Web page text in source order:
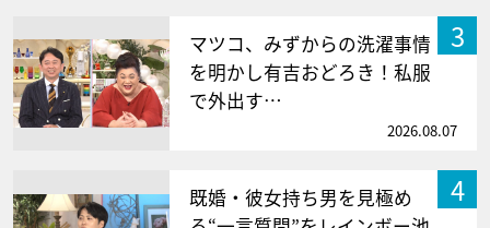
3
マツコ、みずからの洗濯事情
を明かし有吉おどろき！私服
で外出す…
2026.08.07
4
既婚・彼女持ち男を見極め